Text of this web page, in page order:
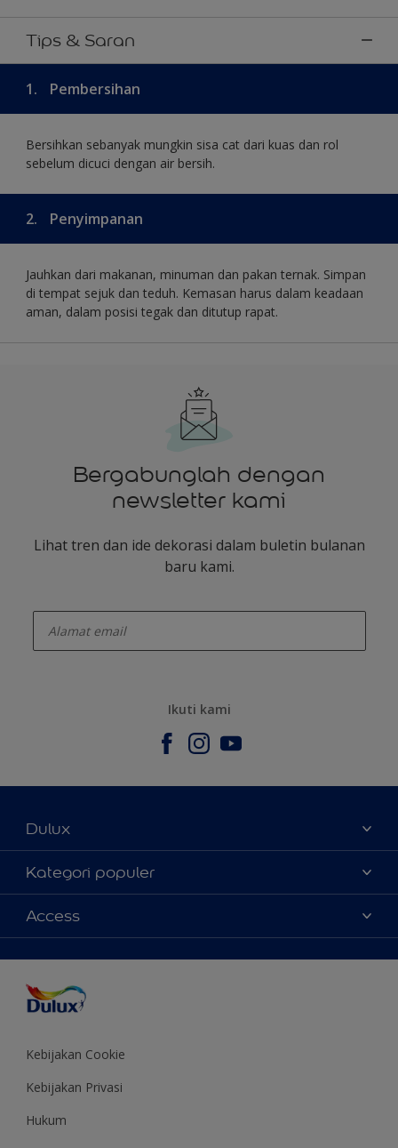
Tips & Saran
1. Pembersihan
Bersihkan sebanyak mungkin sisa cat dari kuas dan rol
sebelum dicuci dengan air bersih.
2. Penyimpanan
Jauhkan dari makanan, minuman dan pakan ternak. Simpan
di tempat sejuk dan teduh. Kemasan harus dalam keadaan
aman, dalam posisi tegak dan ditutup rapat.
Bergabunglah dengan
newsletter kami
Lihat tren dan ide dekorasi dalam buletin bulanan
baru kami.
Ikuti kami
Dulux
Tentang Kami
Contact us
Temukan toko
Kategori populer
Warna
Produk
Inspirasi
Saran Mendekorasi
Colour of the Year
Access
Kebijakan Cookie
Kebijakan Privasi
Hukum